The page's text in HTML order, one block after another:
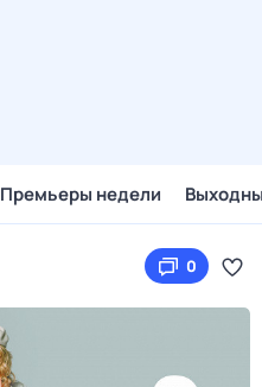
Премьеры недели
0